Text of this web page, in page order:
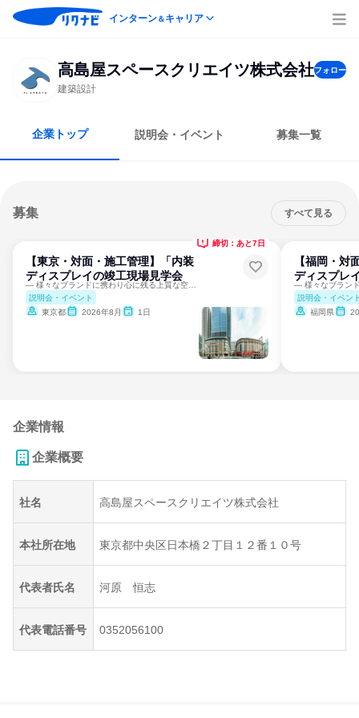
インターン＆キャリア
高島屋スペースクリエイツ株式会社フォロー
建築設計
企業トップ 説明会・イベント 募集一覧
募集 すべて見る
【東京・対面・施工管理】「内装
ディスプレイの竣工現場見学会
説明会・イベント
東京都
2026年8月 1日
締切：あと7日
【福岡・対
ディスプレ
説明会・イベン
福岡県
企業情報
企業概要
社名 高島屋スペースクリエイツ株式会社
本社所在地 東京都中央区日本橋２丁目１２番１０号
代表者氏名 河原 恒志
代表電話番号 0352056100